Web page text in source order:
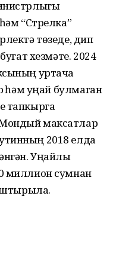
“Стрелка”
төзеде, дип
хезмәте. 2024
уртача
һәм уңай булмаган
тапкырга
максатлар
2018 елда
Уңайлы
миллион сумнан